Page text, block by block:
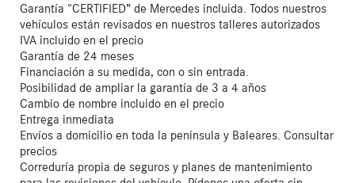
Garantía “CERTIFIED” de Mercedes incluida. Todos nuestros
vehículos están revisados en nuestros talleres autorizados
IVA incluido en el precio
Garantía de 24 meses
Financiación a su medida, con o sin entrada.
Posibilidad de ampliar la garantía de 3 a 4 años
Cambio de nombre incluido en el precio
Entrega inmediata
Envíos a domicilio en toda la península y Baleares. Consultar
precios
Correduría propia de seguros y planes de mantenimiento